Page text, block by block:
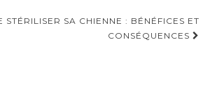
D'ARTICLE
STÉRILISER SA CHIENNE : BÉNÉFICES ET
CONSÉQUENCES